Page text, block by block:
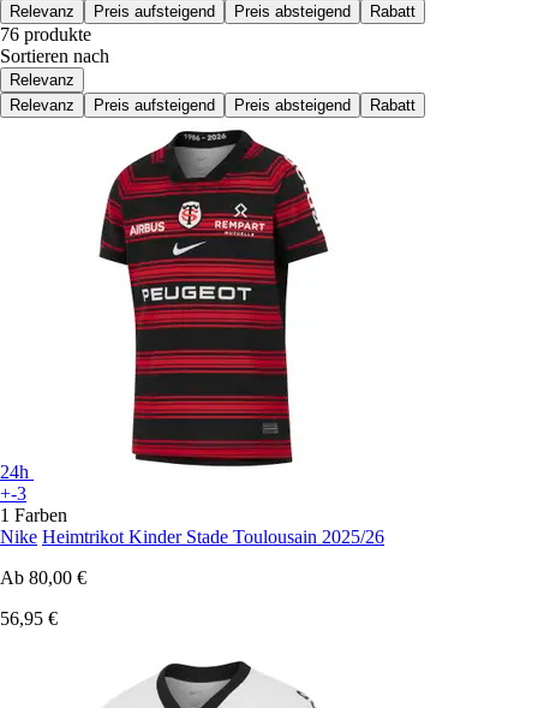
Relevanz
Preis aufsteigend Preis absteigend Rabatt
76 produkte
Sortieren nach
Relevanz
Relevanz
Preis aufsteigend Preis absteigend Rabatt
24h
+-3
1 Farben
Nike Heimtrikot Kinder Stade Toulousain 2025/26
Ab 80,00 €
56,95 €